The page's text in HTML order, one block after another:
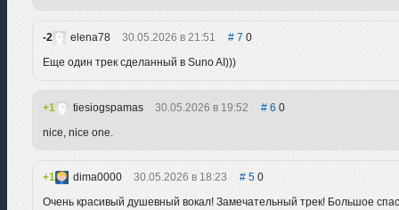
-2 elena78 30.05.2026 в 21:51 7 0
Еще один трек сделанный в Suno AI)))
1 tiesiogspamas 30.05.2026 в 19:52 6 0
nice, nice one.
1 dima0000 30.05.2026 в 18:23 50
Очень красивый душевный вокал! Замечательный трек! Большое